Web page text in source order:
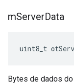
mServerData
uint8_t
Bytes de dados